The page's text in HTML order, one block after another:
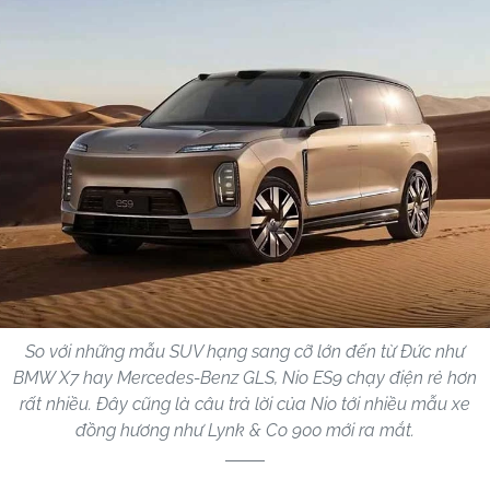
So với những mẫu SUV hạng sang cỡ lớn đến từ Đức như
BMW X7 hay Mercedes-Benz GLS, Nio ES9 chạy điện rẻ hơn
rất nhiều. Đây cũng là câu trả lời của Nio tới nhiều mẫu xe
đồng hương như Lynk & Co 900 mới ra mắt.